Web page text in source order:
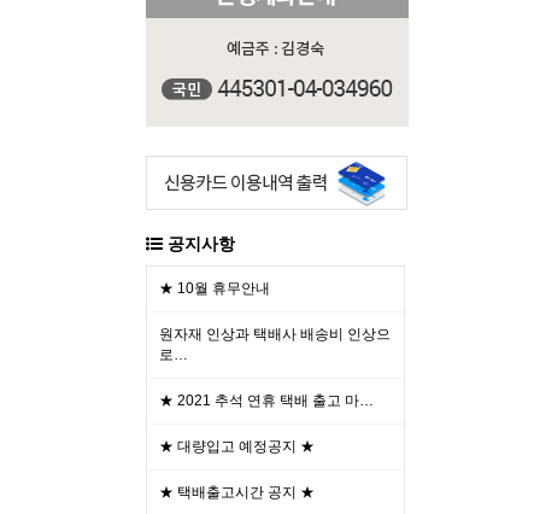
공지사항
★ 10월 휴무안내
원자재 인상과 택배사 배송비 인상으
로…
★ 2021 추석 연휴 택배 출고 마…
★ 대량입고 예정공지 ★
★ 택배출고시간 공지 ★